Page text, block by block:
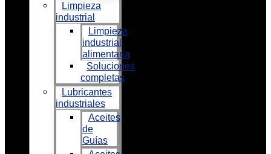
Limpieza
industrial
Limpieza
industrial
alimentaria
Soluciones
completas
Lubricantes
industriales
Aceites
de
Guías